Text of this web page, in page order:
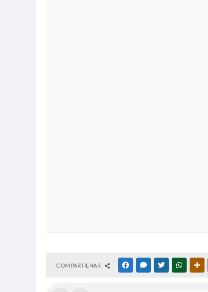
COMPARTILHAR FACEBOOKMESSENGER
TWITTER